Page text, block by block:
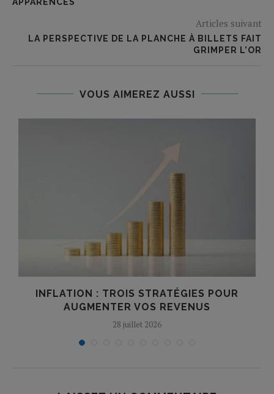
Articles suivant
LA PERSPECTIVE DE LA PLANCHE À BILLETS FAIT
GRIMPER L’OR
VOUS AIMEREZ AUSSI
INFLATION : TROIS STRATÉGIES POUR
AUGMENTER VOS REVENUS
28 juillet 2026